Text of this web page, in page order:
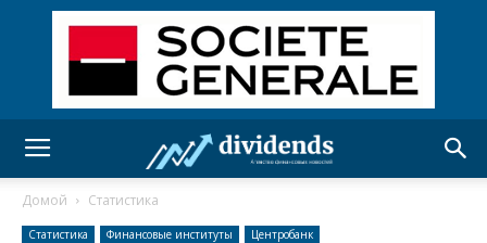
Домой Статистика
Статистика Финансовые институты Центробанк